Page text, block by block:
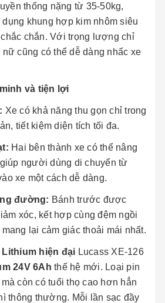
thống nặng từ 35-50kg,
khung hợp kim nhôm siêu
chắn. Với trọng lượng chỉ
nữ cũng có thể dễ dàng nhấc xe
và tiện lợi
Xe có khả năng thu gọn chỉ trong
tiết kiệm diện tích tối đa.
Hai bên thành xe có thể nâng
người dùng di chuyển từ
xe một cách dễ dàng.
đường: Bánh trước được
xóc, kết hợp cùng đệm ngồi
lại cảm giác thoải mái nhất.
hiện đại Lucass XE-126
24V 6Ah thế hệ mới. Loại pin
còn có tuổi thọ cao hơn hẳn
thông thường. Mỗi lần sạc đầy